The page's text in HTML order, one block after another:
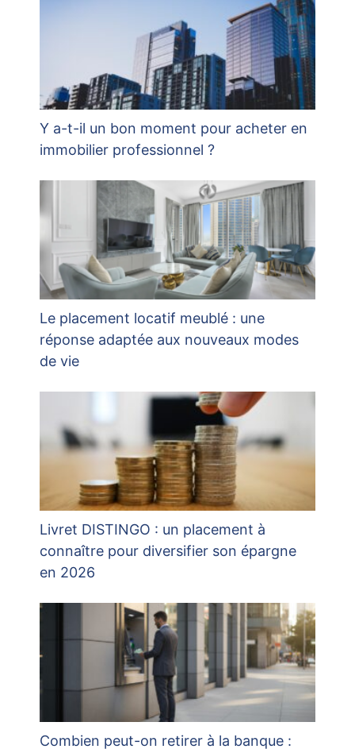
Y a-t-il un bon moment pour acheter en
immobilier professionnel ?
Le placement locatif meublé : une
réponse adaptée aux nouveaux modes
de vie
Livret DISTINGO : un placement à
connaître pour diversifier son épargne
en 2026
Combien peut-on retirer à la banque :